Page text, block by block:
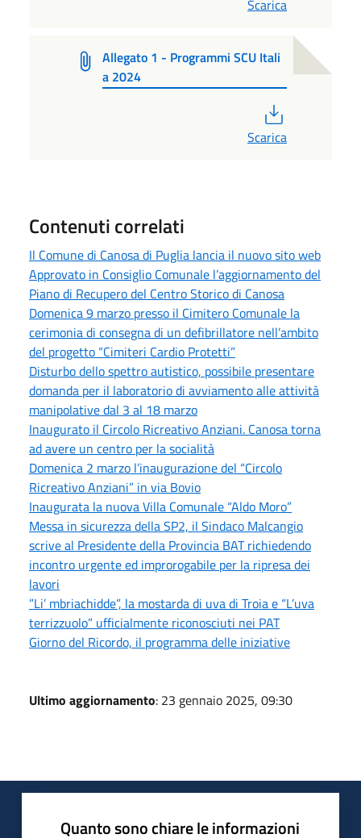
Scarica
Allegato 1 - Programmi SCU Itali
a 2024
Scarica
Contenuti correlati
Il Comune di Canosa di Puglia lancia il nuovo sito web
Approvato in Consiglio Comunale l’aggiornamento del
Piano di Recupero del Centro Storico di Canosa
Domenica 9 marzo presso il Cimitero Comunale la
cerimonia di consegna di un defibrillatore nell’ambito
del progetto “Cimiteri Cardio Protetti”
Disturbo dello spettro autistico, possibile presentare
domanda per il laboratorio di avviamento alle attività
manipolative dal 3 al 18 marzo
Inaugurato il Circolo Ricreativo Anziani. Canosa torna
ad avere un centro per la socialità
Domenica 2 marzo l’inaugurazione del “Circolo
Ricreativo Anziani” in via Bovio
Inaugurata la nuova Villa Comunale “Aldo Moro”
Messa in sicurezza della SP2, il Sindaco Malcangio
scrive al Presidente della Provincia BAT richiedendo
incontro urgente ed improrogabile per la ripresa dei
lavori
”Li’ mbriachidde”, la mostarda di uva di Troia e “L’uva
terrizzuolo” ufficialmente riconosciuti nei PAT
Giorno del Ricordo, il programma delle iniziative
Ultimo aggiornamento: 23 gennaio 2025, 09:30
Quanto sono chiare le informazioni